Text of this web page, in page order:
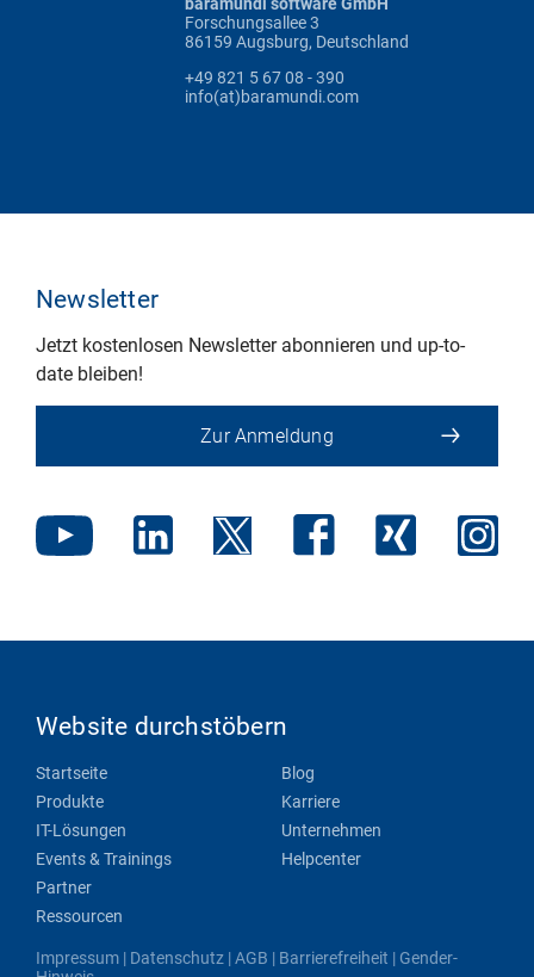
Forschungsallee 3
86159 Augsburg, Deutschland
+49 821 5 67 08 - 390
info(at)baramundi.com
Newsletter
Jetzt kostenlosen Newsletter abonnieren und up-to-
date bleiben!
Zur Anmeldung
Website durchstöbern
Startseite
Produkte
IT-Lösungen
Events & Trainings
Partner
Ressourcen
Blog
Karriere
Unternehmen
Helpcenter
Impressum | Datenschutz |AGB | Barrierefreiheit | Gender-